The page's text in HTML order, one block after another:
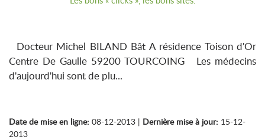
Docteur Michel BILAND Bât A résidence Toison d'Or
Centre De Gaulle 59200 TOURCOING Les médecins
d'aujourd'hui sont de plu...
Date de mise en ligne: 08-12-2013 | Dernière mise à jour: 15-12-
2013